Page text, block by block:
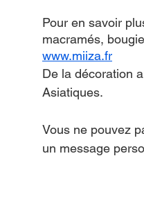
Pour en savoir
macramés,
www.miiza.fr
De la décoration
Asiatiques.
Vous ne pouvez
un message